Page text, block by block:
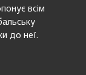
всім
до неї.